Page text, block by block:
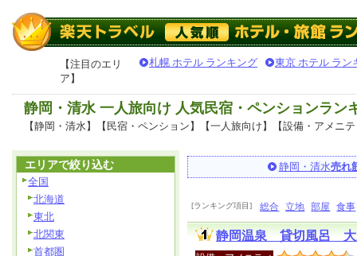
【注目のエリ
ア】
札幌 ホテル ランキング 東京 ホテル ラン
静岡・清水 一人旅向け 人気民宿・ペンションラン
【静岡・清水】【民宿・ペンション】【一人旅向け】【設備・アメニ
静岡・清水売れ
[ランキング項目] 総合 立地 部屋 食事
静岡温泉 貸切風呂 大
エリアで絞り込む
全国
北海道
東北
北関東
首都圏